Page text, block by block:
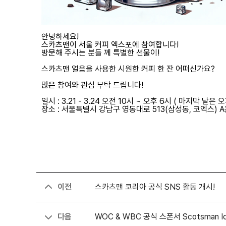
안녕하세요!
스카츠맨이 서울 커피 엑스포에 참여합니다!
방문해 주시는 분들 께 특별한 선물이!
스카츠맨 얼음을 사용한 시원한 커피 한 잔 어떠신가요?
많은 참여와 관심 부탁 드립니다!
일시 : 3.21 - 3.24 오전 10시 ~ 오후 6시 ( 마지막 날은
장소 : 서울특별시 강남구 영동대로 513(삼성동, 코엑스)
스카츠맨 코리아 공식 SNS 활동 개시!
이전
WOC & WBC 공식 스폰서 Scotsman
다음